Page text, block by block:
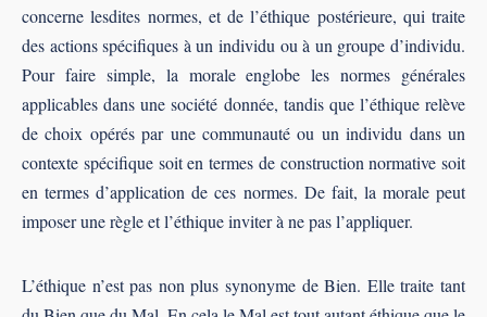
concerne lesdites normes, et de l’éthique postérieure, qui traite
des actions spécifiques à un individu ou à un groupe d’individu.
Pour faire simple, la morale englobe les normes générales
applicables dans une société donnée, tandis que l’éthique relève
de choix opérés par une communauté ou un individu dans un
contexte spécifique soit en termes de construction normative soit
en termes d’application de ces normes. De fait, la morale peut
imposer une règle et l’éthique inviter à ne pas l’appliquer.
L’éthique n’est pas non plus synonyme de Bien. Elle traite tant